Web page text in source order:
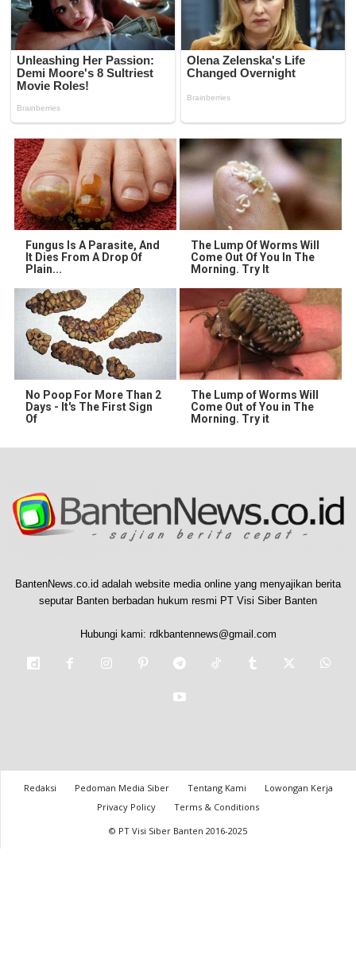
Fungus Is A Parasite, And
It Dies From A Drop Of
Plain...
The Lump Of Worms Will
Come Out Of You In The
Morning. Try It
No Poop For More Than 2
Days - It's The First Sign
Of
The Lump of Worms Will
Come Out of You in The
Morning. Try it
BantenNews.co.id adalah website media online yang menyajikan berita
seputar Banten berbadan hukum resmi PT Visi Siber Banten
Hubungi kami: rdkbantennews@gmail.com
Redaksi Pedoman Media Siber Tentang Kami
Lowongan Kerja
Privacy Policy
Terms & Conditions
© PT Visi Siber Banten 2016-2025